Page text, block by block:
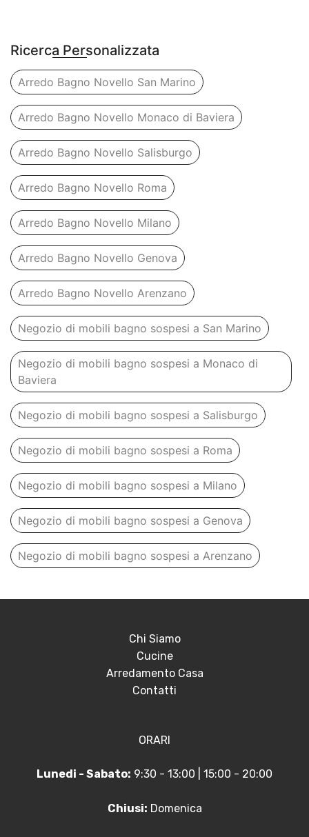
Ricerca Personalizzata
Arredo Bagno Novello San Marino
Arredo Bagno Novello Monaco di Baviera
Arredo Bagno Novello Salisburgo
Arredo Bagno Novello Roma
Arredo Bagno Novello Milano
Arredo Bagno Novello Genova
Arredo Bagno Novello Arenzano
Negozio di mobili bagno sospesi a San Marino
Negozio di mobili bagno sospesi a Monaco di
Baviera
Negozio di mobili bagno sospesi a Salisburgo
Negozio di mobili bagno sospesi a Roma
Negozio di mobili bagno sospesi a Milano
Negozio di mobili bagno sospesi a Genova
Negozio di mobili bagno sospesi a Arenzano
Chi Siamo
Cucine
Arredamento Casa
Contatti
ORARI
Lunedi - Sabato: 9:30 - 13:00 | 15:00 - 20:00
Chiusi: Domenica